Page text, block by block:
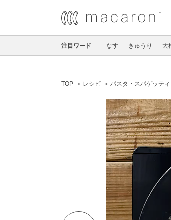
注目ワード なす きゅうり 大
TOP レシピ パスタ・スパゲッティ